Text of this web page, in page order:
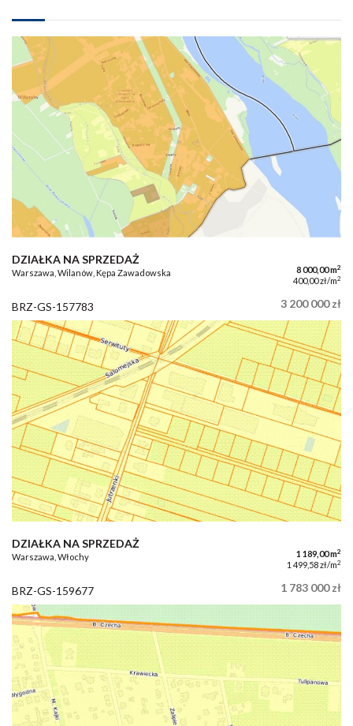
DZIAŁKA NA SPRZEDAŻ
Warszawa, Wilanów, Kępa Zawadowska 8 000,00 m2
400,00 zł/m2
BRZ-GS-157783 3 200 000 zł
DZIAŁKA NA SPRZEDAŻ
Warszawa, Włochy 1 189,00 m2
1 499,58 zł/m2
BRZ-GS-159677 1 783 000 zł